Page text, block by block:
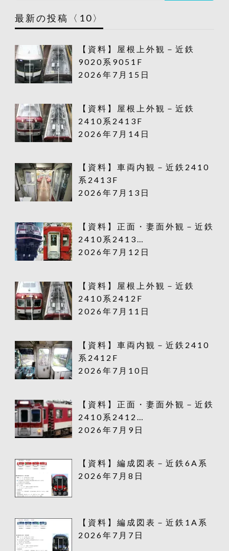
最新の投稿〈10〉
【資料】屋根上外観－近鉄
9020系9051F
2026年7月15日
【資料】屋根上外観－近鉄
2410系2413F
2026年7月14日
【資料】車両内観－近鉄2410
系2413F
2026年7月13日
【資料】正面・妻面外観－近鉄
2410系2413…
2026年7月12日
【資料】屋根上外観－近鉄
2410系2412F
2026年7月11日
【資料】車両内観－近鉄2410
系2412F
2026年7月10日
【資料】正面・妻面外観－近鉄
2410系2412…
2026年7月9日
【資料】編成図表－近鉄6A系
2026年7月8日
【資料】編成図表－近鉄1A系
2026年7月7日